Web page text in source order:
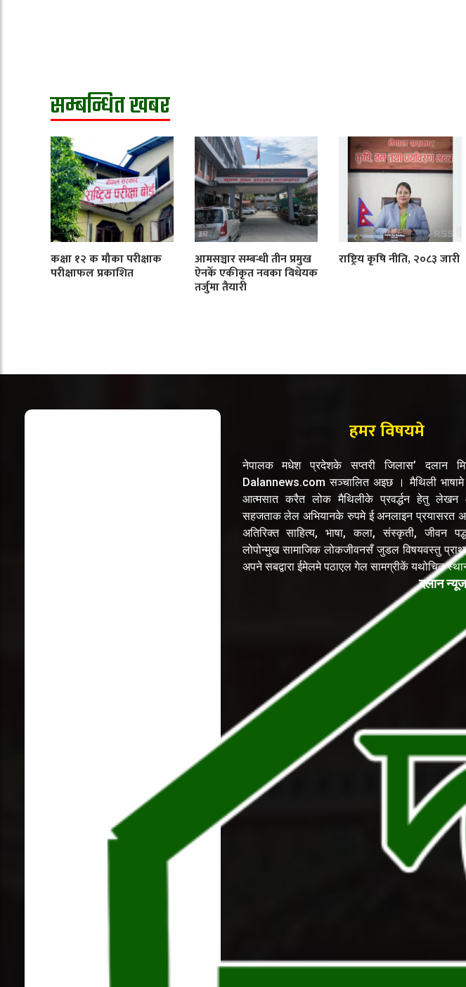
सम्बन्धित खबर
कक्षा १२ क मौका परीक्षाक
परीक्षाफल प्रकाशित
आमसञ्चार सम्बन्धी तीन प्रमुख
ऐनकेँ एकीकृत नवका विधेयक
तर्जुमा तैयारी
राष्ट्रिय कृषि नीति, २०८३ जारी
हमर विषयमे
नेपालक मधेश प्रदेशके सप्तरी जिलास’ दलान
Dalannews.com सञ्चालित अइछ । मैथिली भाषामे
आत्मसात करैत लोक मैथिलीके प्रवर्द्धन हेतु लेखन
सहजताक लेल अभियानके रुपमे ई अनलाइन प्रयासरत
अतिरिक्त साहित्य, भाषा, कला, संस्कृती, जीवन
लोपोन्मुख सामाजिक लोकजीवनसँ जुडल विषयवस्तु
अपने सबद्वारा ईमेलमे पठाएल गेल सामग्रीकें यथोचित
दलान